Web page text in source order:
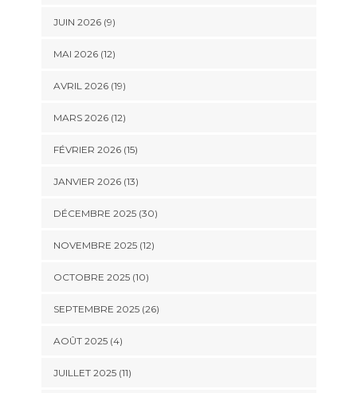
JUIN 2026 (9)
MAI 2026 (12)
AVRIL 2026 (19)
MARS 2026 (12)
FÉVRIER 2026 (15)
JANVIER 2026 (13)
DÉCEMBRE 2025 (30)
NOVEMBRE 2025 (12)
OCTOBRE 2025 (10)
SEPTEMBRE 2025 (26)
AOÛT 2025 (4)
JUILLET 2025 (11)